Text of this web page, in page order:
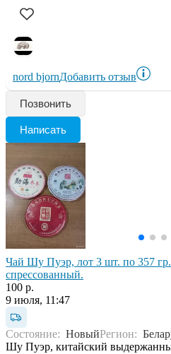
nord bjornДобавить отзыв
Позвонить
Написать
Чай Шу Пуэр, лот 3 шт. по 357
спрессованный.
100 р.
9 июля, 11:47
Состояние: НовыйРегион:
Шу Пуэр, китайский